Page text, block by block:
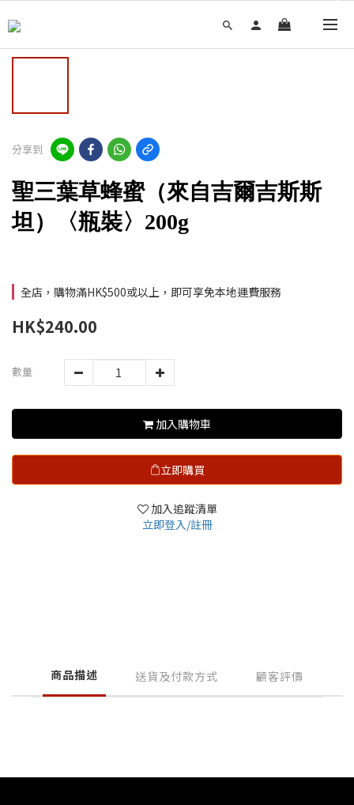
分享到
聖三葉草蜂蜜（來自吉爾吉斯斯
坦）〈瓶裝〉200g
全店，購物滿HK$500或以上，即可享免本地運費服務
HK$240.00
數量
加入購物車
立即購買
加入追蹤清單
立即登入/註冊
商品描述 送貨及付款方式 顧客評價